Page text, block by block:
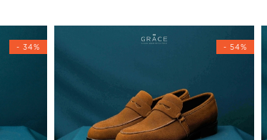
- 34% - 54%